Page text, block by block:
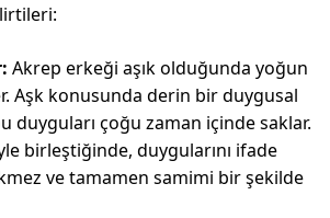
Akrep erkeği aşık olduğunda yoğun
Aşk konusunda derin bir duygusal
duyguları çoğu zaman içinde saklar.
birleştiğinde, duygularını ifade
ve tamamen samimi bir şekilde